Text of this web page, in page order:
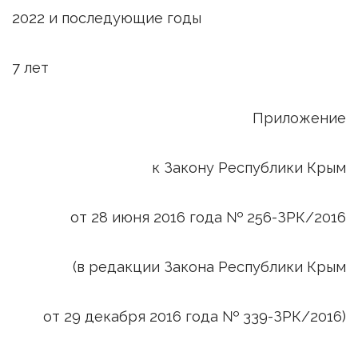
2022 и последующие годы
7 лет
Приложение
к Закону Республики Крым
от 28 июня 2016 года № 256-ЗРК/2016
(в редакции Закона Республики Крым
от 29 декабря 2016 года № 339-ЗРК/2016)